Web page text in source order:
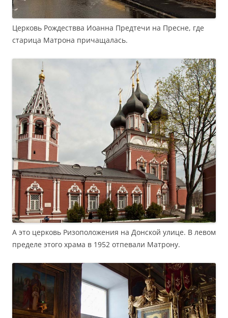
Церковь Рождествва Иоанна Предтечи на Пресне, где
старица Матрона причащалась.
А это церковь Ризоположения на Донской улице. В левом
пределе этого храма в 1952 отпевали Матрону.